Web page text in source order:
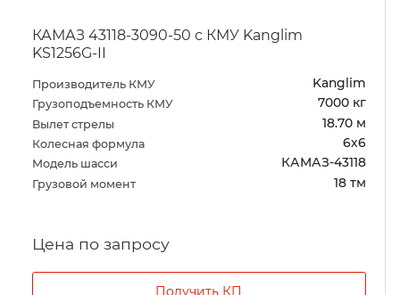
КАМАЗ 43118-3090-50 с КМУ Kanglim
KS1256G-II
Производитель КМУ Kanglim
Грузоподъемность КМУ 7000 кг
Вылет стрелы 18.70 м
Колесная формула 6х6
Модель шасси КАМАЗ-43118
Грузовой момент 18 тм
Цена по запросу
Получить КП